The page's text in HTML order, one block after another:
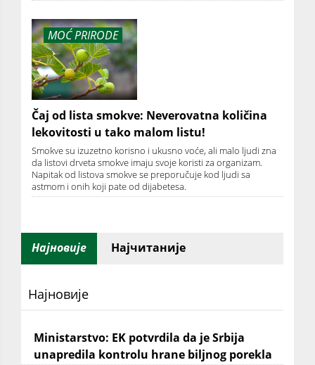
MOĆ PRIRODE
Čaj od lista smokve: Neverovatna količina
lekovitosti u tako malom listu!
Smokve su izuzetno korisno i ukusno voće, ali malo ljudi zna
da listovi drveta smokve imaju svoje koristi za organizam.
Napitak od listova smokve se preporučuje kod ljudi sa
astmom i onih koji pate od dijabetesa.
Најновије Најчитаније
Најновије
Ministarstvo: EK potvrdila da je Srbija
unapredila kontrolu hrane biljnog porekla